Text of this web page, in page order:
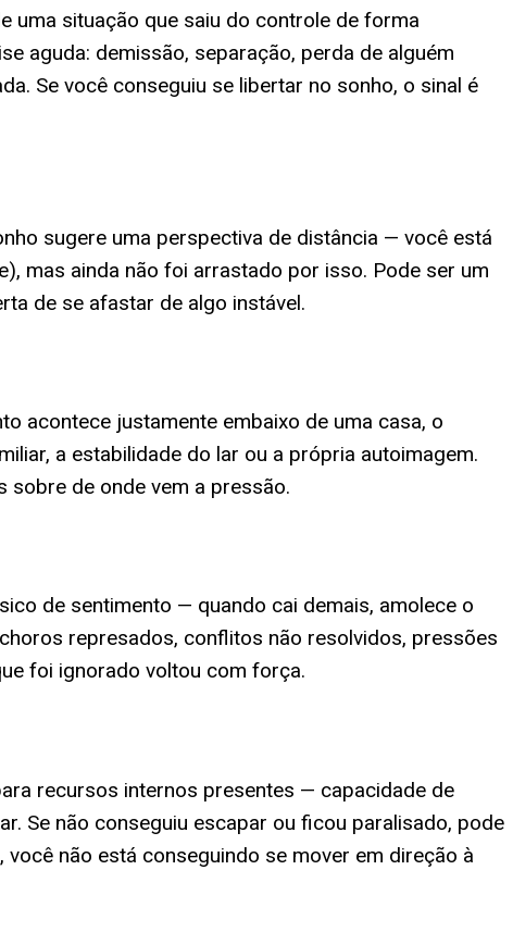
uma situação que saiu do controle de forma
aguda: demissão, separação, perda de alguém
Se você conseguiu se libertar no sonho, o sinal é
sugere uma perspectiva de distância — você está
mas ainda não foi arrastado por isso. Pode ser um
de se afastar de algo instável.
acontece justamente embaixo de uma casa, o
a estabilidade do lar ou a própria autoimagem.
sobre de onde vem a pressão.
de sentimento — quando cai demais, amolece o
represados, conflitos não resolvidos, pressões
foi ignorado voltou com força.
recursos internos presentes — capacidade de
Se não conseguiu escapar ou ficou paralisado, pode
não está conseguindo se mover em direção à